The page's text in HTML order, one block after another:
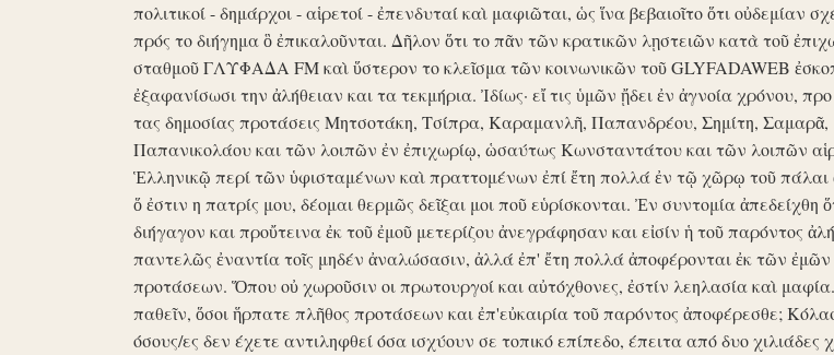
πολιτικοί - δημάρχοι - αἱρετοί - ἐπενδυταί καὶ μαφιῶται, ὡς ἵνα βεβαιοῖτο ὅτι οὐδεμίαν
πρός το διήγημα ὃ ἐπικαλοῦνται. Δῆλον ὅτι το πᾶν τῶν κρατικῶν λῃστειῶν κατὰ τοῦ
σταθμοῦ ΓΛΥΦΑΔΑ FM καὶ ὕστερον το κλεῖσμα τῶν κοινωνικῶν τοῦ GLYFADAWEB
ἐξαφανίσωσι την ἀλήθειαν και τα τεκμήρια. Ἰδίως· εἴ τις ὑμῶν ᾔδει ἐν ἀγνοία χρόνου,
τας δημοσίας προτάσεις Μητσοτάκη, Τσίπρα, Καραμανλῆ, Παπανδρέου, Σημίτη, Σαμαρᾶ,
Παπανικολάου και τῶν λοιπῶν ἐν ἐπιχωρίῳ, ὡσαύτως Κωνσταντάτου και τῶν λοιπῶν
Ἑλληνικῷ περί τῶν ὑφισταμένων καὶ πραττομένων ἐπί ἔτη πολλά ἐν τῷ χῶρῳ τοῦ πάλαι
ὅ ἐστιν η πατρίς μου, δέομαι θερμῶς δεῖξαι μοι ποῦ εὑρίσκονται. Ἐν συντομία ἀπεδείχθη
διήγαγον και προὔτεινα ἐκ τοῦ ἐμοῦ μετερίζου ἀνεγράφησαν και εἰσίν ἡ τοῦ παρόντος
παντελῶς ἐναντία τοῖς μηδέν ἀναλώσασιν, ἀλλά ἐπ' ἔτη πολλά ἀποφέρονται ἐκ τῶν ἐμῶν
προτάσεων. Ὅπου οὐ χωροῦσιν οι πρωτουργοί και αὐτόχθονες, ἐστίν λεηλασία καὶ
παθεῖν, ὅσοι ἥρπατε πλῆθος προτάσεων και ἐπ'εὐκαιρία τοῦ παρόντος ἀποφέρεσθε;
όσους/ες δεν έχετε αντιληφθεί όσα ισχύουν σε τοπικό επίπεδο, έπειτα από δυο χιλιάδες